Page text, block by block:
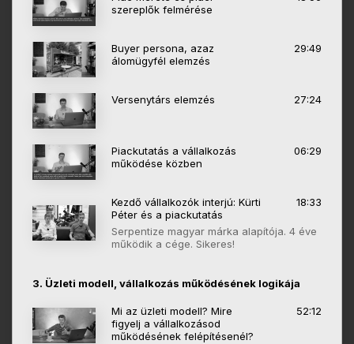
szereplők felmérése
Buyer persona, azaz
álomügyfél elemzés
29:49
Versenytárs elemzés 27:24
Piackutatás a vállalkozás
működése közben
06:29
Kezdő vállalkozók interjú: Kürti
Péter és a piackutatás
18:33
Serpentize magyar márka alapítója. 4 éve
működik a cége. Sikeres!
3. Üzleti modell, vállalkozás működésének logikája
Mi az üzleti modell? Mire
figyelj a vállalkozásod
működésének felépítésenél?
52:12